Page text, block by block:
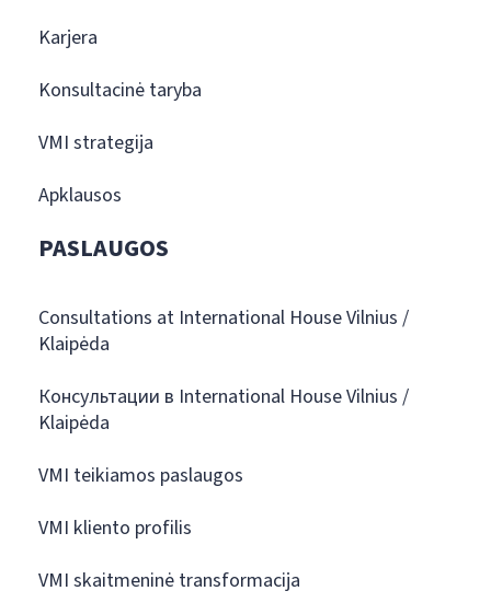
Karjera
Konsultacinė taryba
VMI strategija
Apklausos
PASLAUGOS
Consultations at International House Vilnius /
Klaipėda
Консультации в International House Vilnius /
Klaipėda
VMI teikiamos paslaugos
VMI kliento profilis
VMI skaitmeninė transformacija